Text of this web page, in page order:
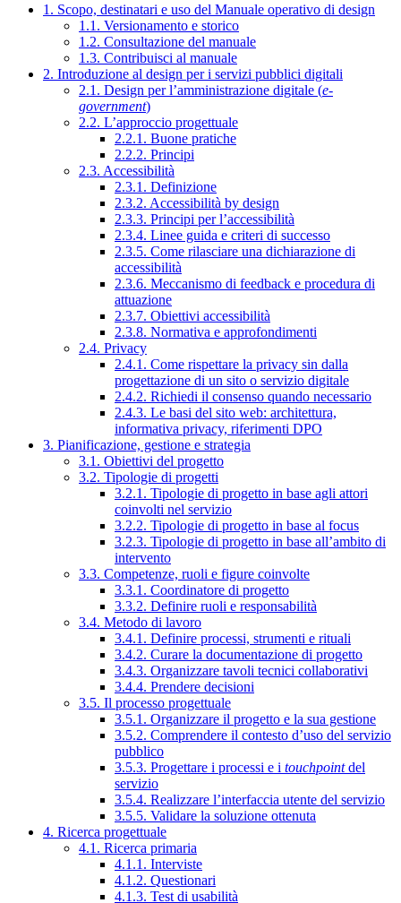
1. Scopo, destinatari e uso del Manuale operativo di design
1.1. Versionamento e storico
1.2. Consultazione del manuale
1.3. Contribuisci al manuale
2. Introduzione al design per i servizi pubblici digitali
2.1. Design per l’amministrazione digitale (e-
government)
2.2. L’approccio progettuale
2.2.1. Buone pratiche
2.2.2. Principi
2.3. Accessibilità
2.3.1. Definizione
2.3.2. Accessibilità by design
2.3.3. Principi per l’accessibilità
2.3.4. Linee guida e criteri di successo
2.3.5. Come rilasciare una dichiarazione di
accessibilità
2.3.6. Meccanismo di feedback e procedura di
attuazione
2.3.7. Obiettivi accessibilità
2.3.8. Normativa e approfondimenti
2.4. Privacy
2.4.1. Come rispettare la privacy sin dalla
progettazione di un sito o servizio digitale
2.4.2. Richiedi il consenso quando necessario
2.4.3. Le basi del sito web: architettura,
informativa privacy, riferimenti DPO
3. Pianificazione, gestione e strategia
3.1. Obiettivi del progetto
3.2. Tipologie di progetti
3.2.1. Tipologie di progetto in base agli attori
coinvolti nel servizio
3.2.2. Tipologie di progetto in base al focus
3.2.3. Tipologie di progetto in base all’ambito di
intervento
3.3. Competenze, ruoli e figure coinvolte
3.3.1. Coordinatore di progetto
3.3.2. Definire ruoli e responsabilità
3.4. Metodo di lavoro
3.4.1. Definire processi, strumenti e rituali
3.4.2. Curare la documentazione di progetto
3.4.3. Organizzare tavoli tecnici collaborativi
3.4.4. Prendere decisioni
3.5. Il processo progettuale
3.5.1. Organizzare il progetto e la sua gestione
3.5.2. Comprendere il contesto d’uso del servizio
pubblico
3.5.3. Progettare i processi e i touchpointdel
servizio
3.5.4. Realizzare l’interfaccia utente del servizio
3.5.5. Validare la soluzione ottenuta
4. Ricerca progettuale
4.1. Ricerca primaria
4.1.1. Interviste
4.1.2. Questionari
4.1.3. Test di usabilità